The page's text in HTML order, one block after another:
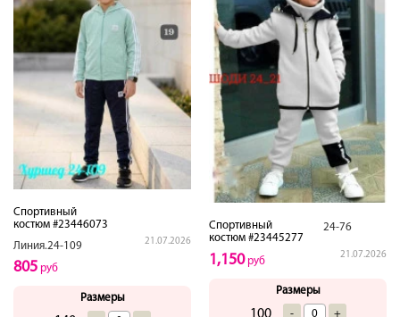
Спортивный
костюм #23446073
Линия.24-109
21.07.2026
805 руб
Размеры
Спортивный
костюм #23445277
24-76
21.07.2026
1,150руб
Размеры
- +